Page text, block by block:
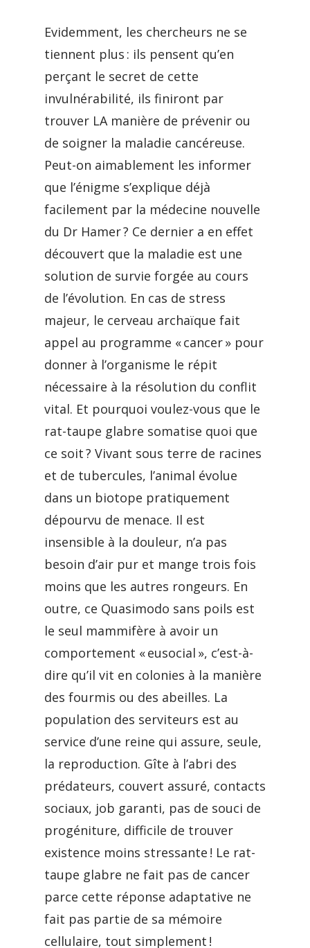
Evidemment, les chercheurs ne se
tiennent plus : ils pensent qu’en
perçant le secret de cette
invulnérabilité, ils finiront par
trouver LA manière de prévenir ou
de soigner la maladie cancéreuse.
Peut-on aimablement les informer
que l’énigme s’explique déjà
facilement par la médecine nouvelle
du Dr Hamer ? Ce dernier a en effet
découvert que la maladie est une
solution de survie forgée au cours
de l’évolution. En cas de stress
majeur, le cerveau archaïque fait
appel au programme « cancer » pour
donner à l’organisme le répit
nécessaire à la résolution du conflit
vital. Et pourquoi voulez-vous que le
rat-taupe glabre somatise quoi que
ce soit ? Vivant sous terre de racines
et de tubercules, l’animal évolue
dans un biotope pratiquement
dépourvu de menace. Il est
insensible à la douleur, n’a pas
besoin d’air pur et mange trois fois
moins que les autres rongeurs. En
outre, ce Quasimodo sans poils est
le seul mammifère à avoir un
comportement « eusocial », c’est-à-
dire qu’il vit en colonies à la manière
des fourmis ou des abeilles. La
population des serviteurs est au
service d’une reine qui assure, seule,
la reproduction. Gîte à l’abri des
prédateurs, couvert assuré, contacts
sociaux, job garanti, pas de souci de
progéniture, difficile de trouver
existence moins stressante ! Le rat-
taupe glabre ne fait pas de cancer
parce cette réponse adaptative ne
fait pas partie de sa mémoire
cellulaire, tout simplement !